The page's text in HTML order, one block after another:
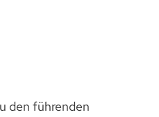
den führenden